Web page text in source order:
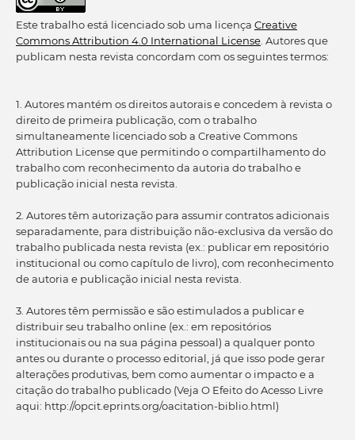
Este trabalho está licenciado sob uma licença Creative
Commons Attribution 4.0 International License. Autores que
publicam nesta revista concordam com os seguintes termos:
1. Autores mantém os direitos autorais e concedem à revista o
direito de primeira publicação, com o trabalho
simultaneamente licenciado sob a Creative Commons
Attribution License que permitindo o compartilhamento do
trabalho com reconhecimento da autoria do trabalho e
publicação inicial nesta revista.
2. Autores têm autorização para assumir contratos adicionais
separadamente, para distribuição não-exclusiva da versão do
trabalho publicada nesta revista (ex.: publicar em repositório
institucional ou como capítulo de livro), com reconhecimento
de autoria e publicação inicial nesta revista.
3. Autores têm permissão e são estimulados a publicar e
distribuir seu trabalho online (ex.: em repositórios
institucionais ou na sua página pessoal) a qualquer ponto
antes ou durante o processo editorial, já que isso pode gerar
alterações produtivas, bem como aumentar o impacto e a
citação do trabalho publicado (Veja O Efeito do Acesso Livre
aqui: http://opcit.eprints.org/oacitation-biblio.html)